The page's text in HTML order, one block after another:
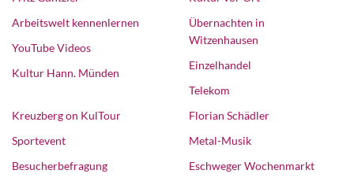
Arbeitswelt kennenlernen
YouTube Videos
Kultur Hann. Münden
Übernachten in
Witzenhausen
Einzelhandel
Telekom
Kreuzberg on KulTour
Sportevent
Besucherbefragung
Florian Schädler
Metal-Musik
Eschweger Wochenmarkt